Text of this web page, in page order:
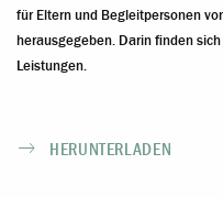
für Eltern und Begleitpersonen
herausgegeben. Darin finden
Leistungen.
HERUNTERLADEN